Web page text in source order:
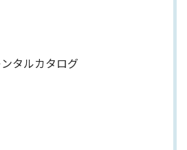
タルカタログ